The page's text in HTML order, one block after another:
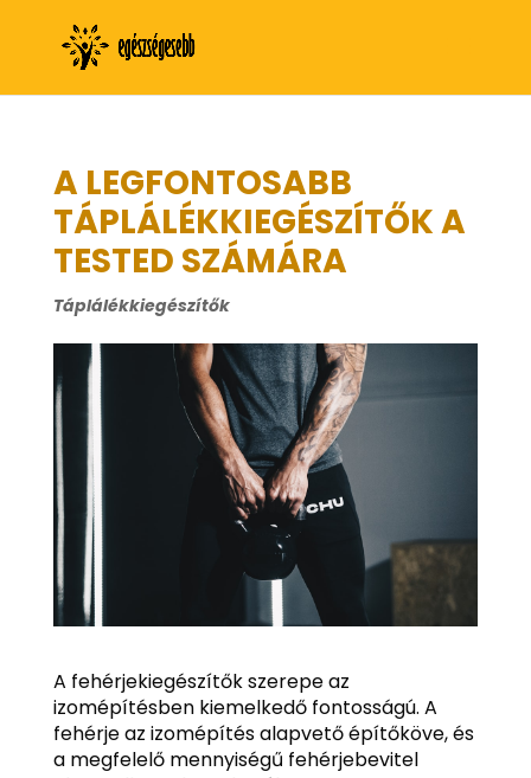
A LEGFONTOSABB
TÁPLÁLÉKKIEGÉSZÍTŐK A
TESTED SZÁMÁRA
Táplálékkiegészítők
A fehérjekiegészítők szerepe az
izomépítésben kiemelkedő fontosságú. A
fehérje az izomépítés alapvető építőköve, és
a megfelelő mennyiségű fehérjebevitel